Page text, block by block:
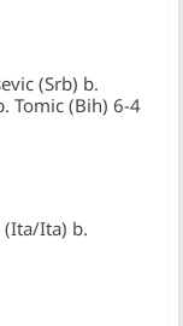
(Srb) b.
Tomic (Bih) 6-4
Ita) b.